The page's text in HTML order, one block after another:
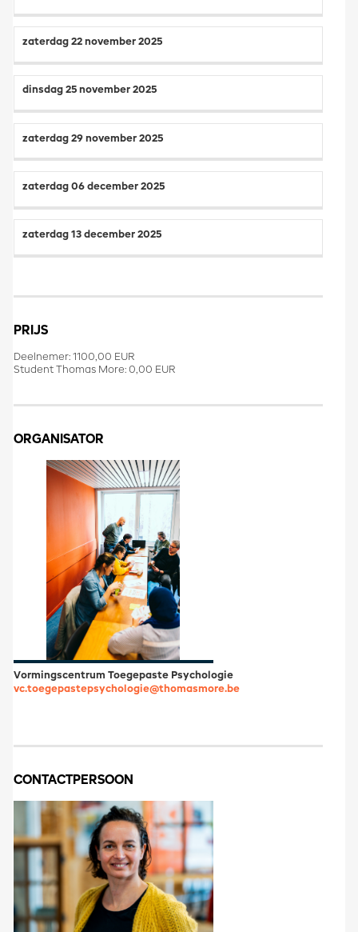
zaterdag 22 november 2025
dinsdag 25 november 2025
zaterdag 29 november 2025
zaterdag 06 december 2025
zaterdag 13 december 2025
PRIJS
Deelnemer: 1100,00 EUR
Student Thomas More: 0,00 EUR
ORGANISATOR
Vormingscentrum Toegepaste Psychologie
vc.toegepastepsychologie@thomasmore.be
CONTACTPERSOON